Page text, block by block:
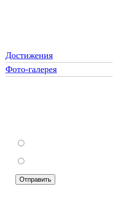
Достижения
Фото-галерея